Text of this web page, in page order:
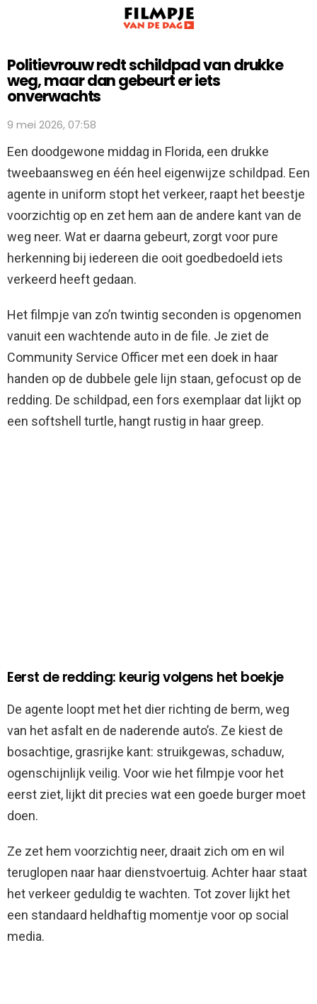
Politievrouw redt schildpad van drukke
weg, maar dan gebeurt er iets
onverwachts
9 mei 2026, 07:58
Een doodgewone middag in Florida, een drukke
tweebaansweg en één heel eigenwijze schildpad. Een
agente in uniform stopt het verkeer, raapt het beestje
voorzichtig op en zet hem aan de andere kant van de
weg neer. Wat er daarna gebeurt, zorgt voor pure
herkenning bij iedereen die ooit goedbedoeld iets
verkeerd heeft gedaan.
Het filmpje van zo’n twintig seconden is opgenomen
vanuit een wachtende auto in de file. Je ziet de
Community Service Officer met een doek in haar
handen op de dubbele gele lijn staan, gefocust op de
redding. De schildpad, een fors exemplaar dat lijkt op
een softshell turtle, hangt rustig in haar greep.
Eerst de redding: keurig volgens het boekje
De agente loopt met het dier richting de berm, weg
van het asfalt en de naderende auto’s. Ze kiest de
bosachtige, grasrijke kant: struikgewas, schaduw,
ogenschijnlijk veilig. Voor wie het filmpje voor het
eerst ziet, lijkt dit precies wat een goede burger moet
doen.
Ze zet hem voorzichtig neer, draait zich om en wil
teruglopen naar haar dienstvoertuig. Achter haar staat
het verkeer geduldig te wachten. Tot zover lijkt het
een standaard heldhaftig momentje voor op social
media.